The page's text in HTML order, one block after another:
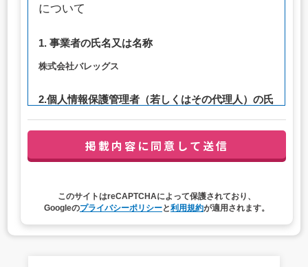
について
1. 事業者の氏名又は名称
株式会社バレッグス
2.個人情報保護管理者（若しくはその代理人）の氏
連絡先：privacy@balleggs.co.jp
（1）お問い合わせ対応（本人への連絡を含む）のため
このサイトはreCAPTCHAによって保護されており、
Googleのプライバシーポリシーと利用規約が適用されます。